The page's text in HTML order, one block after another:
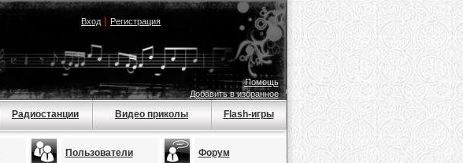
Вход| Регистрация
Помощь
Добавить в избранное
Радиостанции Видео приколы Flash-игры
Пользователи Форум